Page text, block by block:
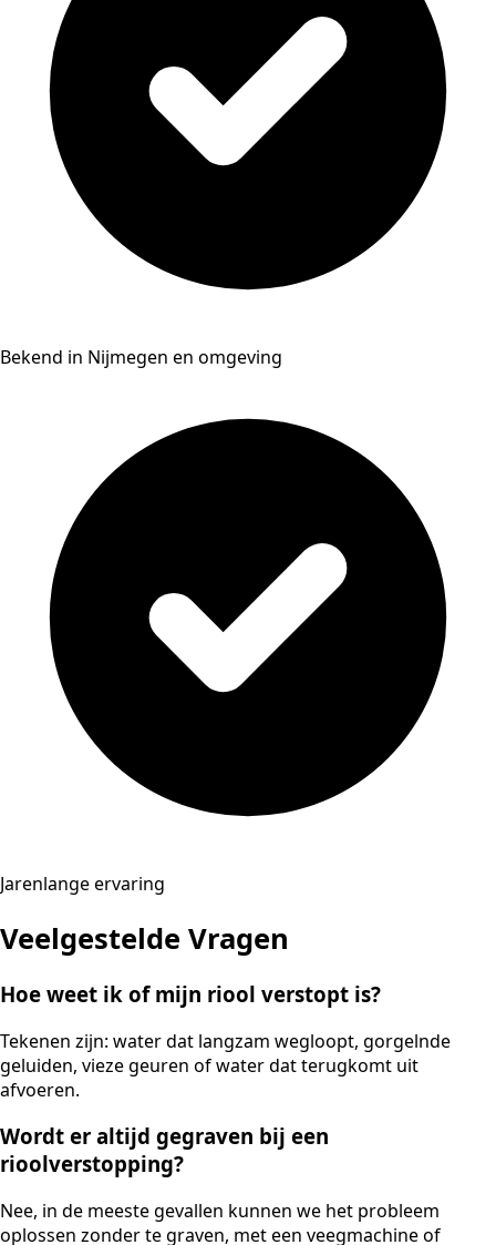
Bekend in Nijmegen en omgeving
Jarenlange ervaring
Veelgestelde Vragen
Hoe weet ik of mijn riool verstopt is?
Tekenen zijn: water dat langzam wegloopt, gorgelnde
geluiden, vieze geuren of water dat terugkomt uit
afvoeren.
Wordt er altijd gegraven bij een
rioolverstopping?
Nee, in de meeste gevallen kunnen we het probleem
oplossen zonder te graven, met een veegmachine of